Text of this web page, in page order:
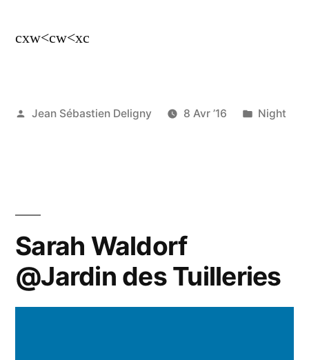
cxw<cw<xc
Publié
Jean Sébastien Deligny 8 Avr ’16
Publié
Night
Sarah Waldorf
@Jardin des Tuilleries